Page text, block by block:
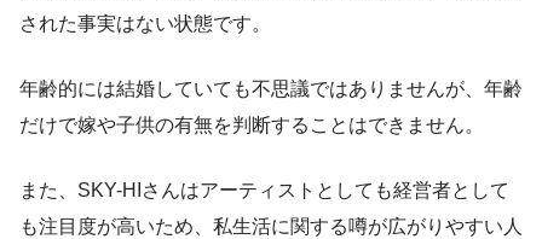
された事実はない状態です。
年齢的には結婚していても不思議ではありませんが、年齢
だけで嫁や子供の有無を判断することはできません。
また、SKY-HIさんはアーティストとしても経営者として
も注目度が高いため、私生活に関する噂が広がりやすい人